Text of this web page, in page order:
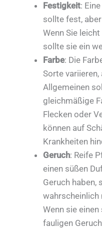
Festigkeit:
sollte fest,
Wenn Sie
sollte sie ein
Farbe: Die
Sorte variieren,
Allgemeinen
gleichmäßige
Flecken oder
können auf
Krankheiten
Geruch: Reife
einen süßen
Geruch haben,
wahrscheinlich
Wenn sie
fauligen